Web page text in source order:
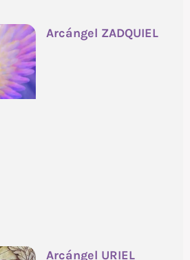
Arcángel ZADQUIEL
Arcángel URIEL